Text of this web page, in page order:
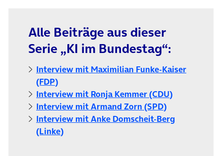
Alle Beiträge aus dieser
Serie „KI im Bundestag“:
Interview mit Maximilian Funke-Kaiser
(FDP)(öffnet in neuem Tab)
Interview mit Ronja Kemmer (CDU)(öffnet in
Interview mit Armand Zorn (SPD)(öffnet in
Interview mit Anke Domscheit-Berg
(Linke)(öffnet in neuem Tab)